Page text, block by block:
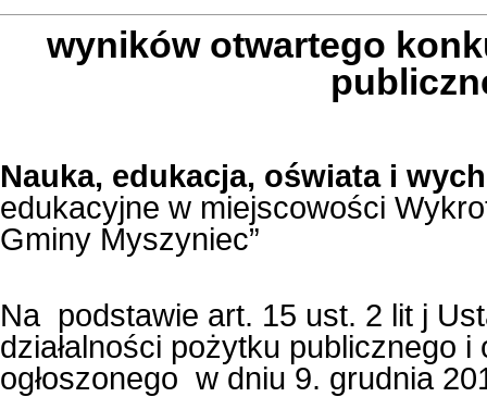
wyników otwartego
Nauka, edukacja, oświata i
edukacyjne w miejscowości
Gminy Myszyniec”
Na podstawie art. 15 ust. 2 lit j
działalności pożytku publicznego
ogłoszonego w dniu 9. grudnia